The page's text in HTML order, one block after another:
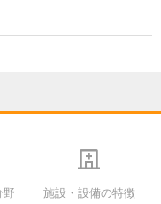
野 施設・設備の特徴